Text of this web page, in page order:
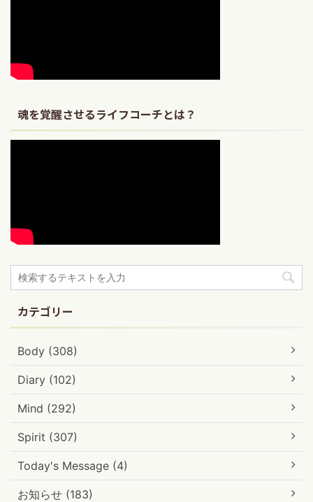
魂を覚醒させるライフコーチとは？
カテゴリー
Body (308)
Diary (102)
Mind (292)
Spirit (307)
Today's Message (4)
お知らせ (183)